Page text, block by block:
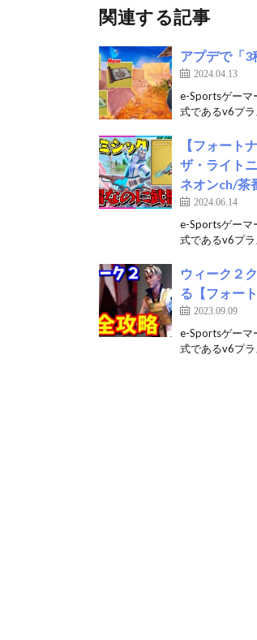
関連する記事
アプデで「
2024.04.13
e-Sportsゲーマ
式であるv6プ
【フォート
ザ・ライト
ネオンch/茶
2024.06.14
e-Sportsゲーマ
式であるv6プ
ウィーク２
る【フォート
2023.09.09
e-Sportsゲーマ
式であるv6プ